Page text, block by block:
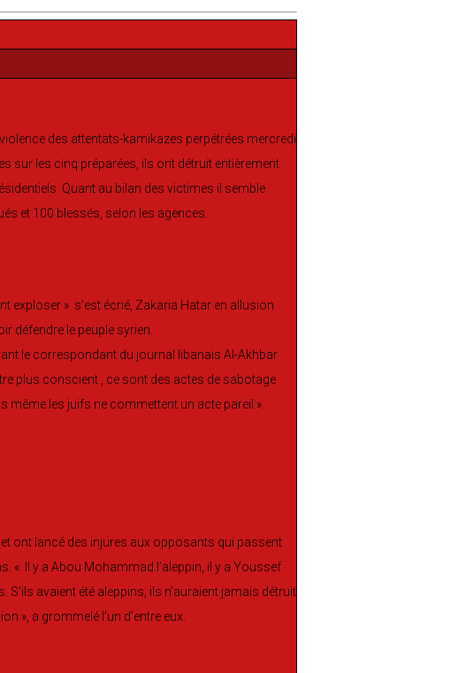
des attentats-kamikazes perpétrées mercredi
sur les cinq préparées, ils ont détruit entièrement
Quant au bilan des victimes il semble
et 100 blessés, selon les agences.
» s’est écrié, Zakaria Hatar en allusion
défendre le peuple syrien.
le correspondant du journal libanais Al-Akhbar
plus conscient , ce sont des actes de sabotage
même les juifs ne commettent un acte pareil ».
ont lancé des injures aux opposants qui passent
« Il y a Abou Mohammad l’aleppin, il y a Youssef
avaient été aleppins, ils n’auraient jamais détruit
», a grommelé l’un d’entre eux.